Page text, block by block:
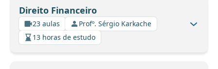
Direito Financeiro
23 aulas
Profº. Sérgio Karkache
13 horas de estudo